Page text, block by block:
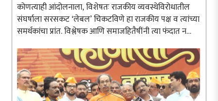
कोणत्याही आंदोलनाला, विशेषतः राजकीय व्यवस्थेविरोधातील
संघर्षाला सरसकट ‘लेबल’ चिकटविणे हा राजकीय पक्ष व त्यांच्या
समर्थकांचा प्रांत. विश्लेषक आणि समाजहितैषींनी त्या फंदात न
दिल्लीतील जंतरमंतरवर ..